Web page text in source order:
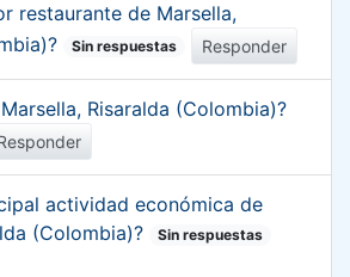
restaurante de Marsella,
Sin respuestas Responder
Risaralda (Colombia)?
actividad económica de
(Colombia)?
Sin respuestas